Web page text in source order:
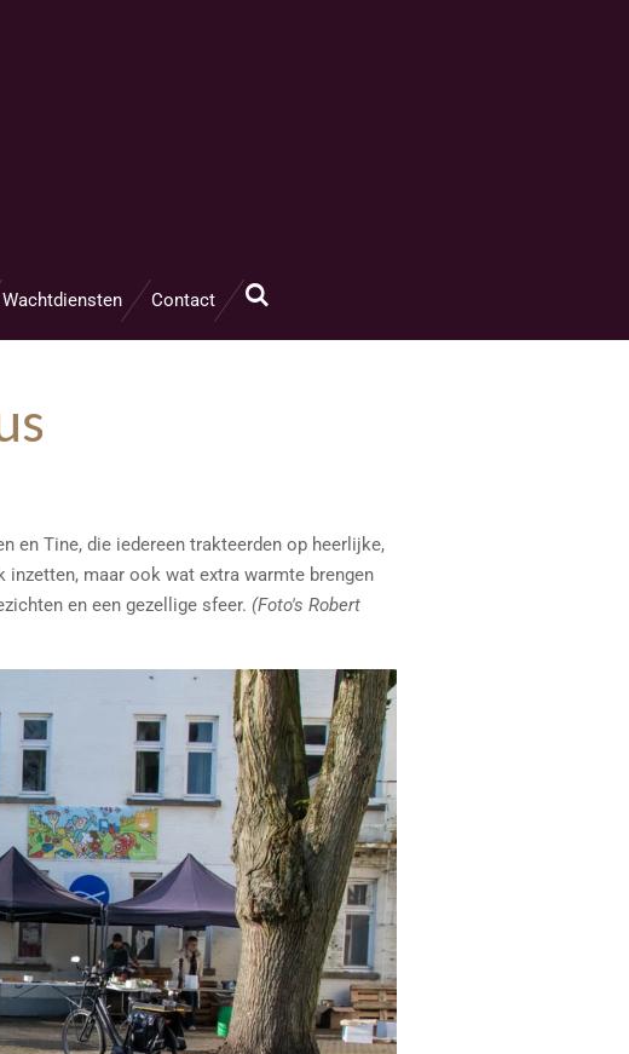
Wachtdiensten Contact
en Tine, die iedereen trakteerden op heerlijke,
maar ook wat extra warmte brengen
en een gezellige sfeer. (Foto's Robert